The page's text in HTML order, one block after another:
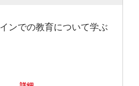
ンでの教育について学ぶ